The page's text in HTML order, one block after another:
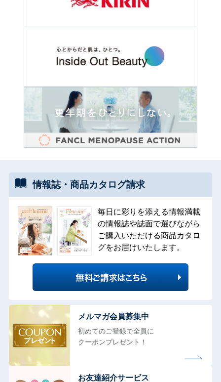
情報誌・ 商品カタログ請求
毎日に彩りを添える情報満載
の情報誌や誌面で選びながら
ご購入いただける商品カタロ
グをお届けいたします。
メルマガ会員募集中
初めてのご登録で全員に
クーポンプレゼント！
お友達紹介サービス